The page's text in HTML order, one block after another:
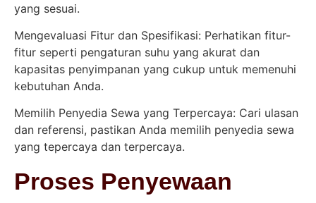
yang sesuai.
Mengevaluasi Fitur dan Spesifikasi: Perhatikan fitur-
fitur seperti pengaturan suhu yang akurat dan
kapasitas penyimpanan yang cukup untuk memenuhi
kebutuhan Anda.
Memilih Penyedia Sewa yang Terpercaya: Cari ulasan
dan referensi, pastikan Anda memilih penyedia sewa
yang tepercaya dan terpercaya.
Proses Penyewaan